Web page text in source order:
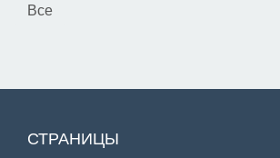
Все
СТРАНИЦЫ